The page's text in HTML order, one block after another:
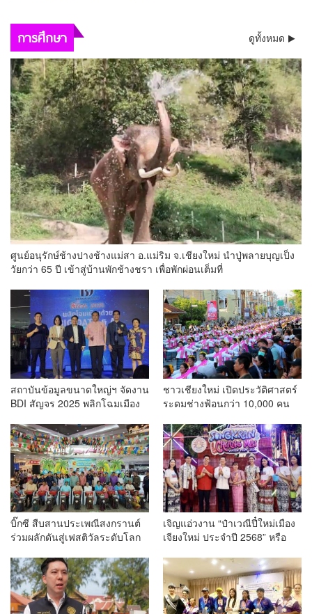
การศึกษา ดูทั้งหมด
ศูนย์อนุรักษ์ช้างปางช้างแม่สา อ.แม่ริม จ.เชียงใหม่ นำปู่พลายบุญเป็ง
วัยกว่า 65 ปี เข้าสู่บ้านพักช้างชรา เพื่อพักผ่อนเต็มที่
สถาบันข้อมูลขนาดใหญ่ฯ จัดงาน
BDI สัญจร 2025 พลิกโฉมเมือง
จ.เชียงใหม่ ผลักดันการใช้ข้อมูล
เพื่อยกระดับเมือง สังคม และ
คุณภาพชีวิตของชาวเชียงใหม่
ชาวเชียงใหม่ เปิดประวัติศาสตร์
ระดมช่างฟ้อนกว่า 10,000 คน
World Records สำเร็จทำลาย
สถิติ 7,218 คน เฉลิมฉลองใน
วาระครบรอบ 729 ปีแห่งการ
สถาปนาเมืองเชียงใหม่
บิ๊กซี สืบสานประเพณีสงกรานต์
ร่วมผลักดันสู่เฟสติวัลระดับโลก
สงกรานต์ที่บิ๊กซี” อัดโปรฉ่ำ ลด
สูงสุด 50% กระตุ้นการเดินทาง
นักท่องเที่ยวไทย – ต่างชาติ คาด
ยอดขายโตกว่า 2,132 ล้านบาท
เจิญแอ่วงาน “ป๋าเวณีปี๋ใหม่เมือง
เจียงใหม่ ประจำปี 2568” หรือ